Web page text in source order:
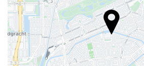
Restaurante a la carta
Bar
Bienestar